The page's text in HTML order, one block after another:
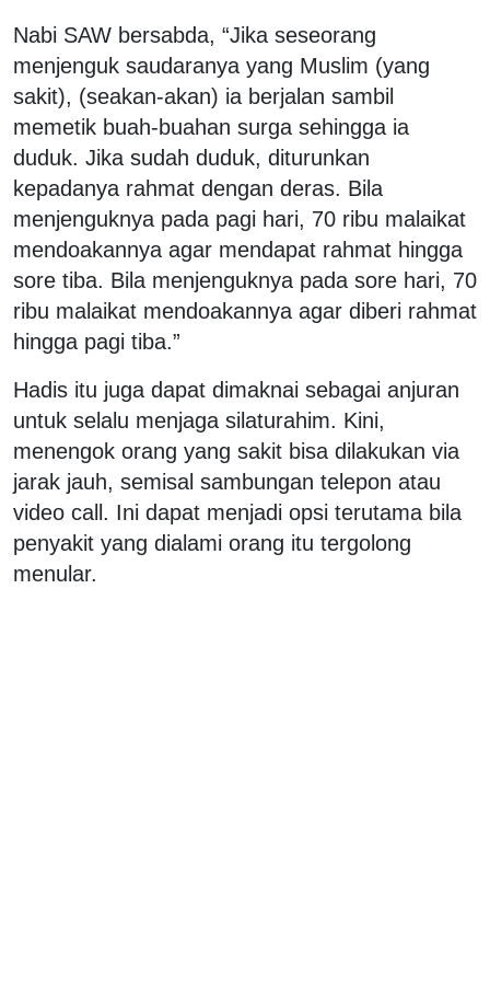
Nabi SAW bersabda, “Jika seseorang
menjenguk saudaranya yang Muslim (yang
sakit), (seakan-akan) ia berjalan sambil
memetik buah-buahan surga sehingga ia
duduk. Jika sudah duduk, diturunkan
kepadanya rahmat dengan deras. Bila
menjenguknya pada pagi hari, 70 ribu malaikat
mendoakannya agar mendapat rahmat hingga
sore tiba. Bila menjenguknya pada sore hari, 70
ribu malaikat mendoakannya agar diberi rahmat
hingga pagi tiba.”
Hadis itu juga dapat dimaknai sebagai anjuran
untuk selalu menjaga silaturahim. Kini,
menengok orang yang sakit bisa dilakukan via
jarak jauh, semisal sambungan telepon atau
video call. Ini dapat menjadi opsi terutama bila
penyakit yang dialami orang itu tergolong
menular.